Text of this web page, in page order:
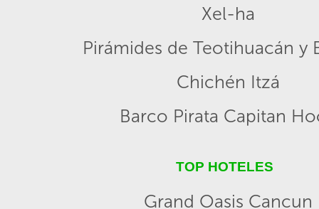
Xel-ha
Pirámides de Teotihuacán y
Chichén Itzá
Barco Pirata Capitan
TOP HOTELES
Grand Oasis Cancun